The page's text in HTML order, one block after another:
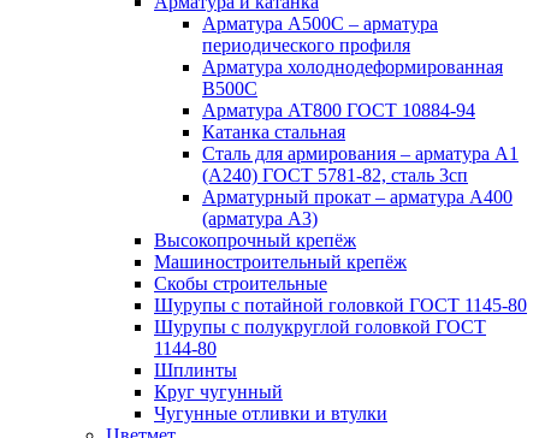
Арматура А500С – арматура
периодического профиля
Арматура холоднодеформированная
В500С
Арматура АТ800 ГОСТ 10884-94
Катанка стальная
Сталь для армирования – арматура А1
(А240) ГОСТ 5781-82, сталь 3сп
Арматурный прокат – арматура А400
(арматура А3)
Высокопрочный крепёж
Машиностроительный крепёж
Скобы строительные
Шурупы с потайной головкой ГОСТ 1145-80
Шурупы с полукруглой головкой ГОСТ
1144-80
Шплинты
Круг чугунный
Чугунные отливки и втулки